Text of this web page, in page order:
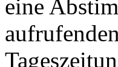
eine